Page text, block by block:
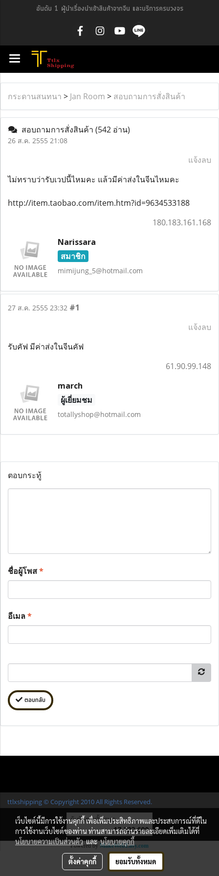
อันดับ 1 ผู้นำเรื่องนำเข้าสินค้าจากจีน และบริการครบวงจร
กระดานสนทนา > Jan Room > สอบถามการสั่งสินค้า
สอบถามการสั่งสินค้า (542 อ่าน)
26 ส.ค. 2555 21:08
แจ้งลบ
ไม่ทราบว่ารับเวปนี้ไหมคะ แล้วมีค่าส่งในจีนไหมคะ
http://item.taobao.com/item.htm?id=9634533188
180.183.161.168
Narissara
สมาชิก
mimijung_5@hotmail.com
27 ส.ค. 2555 23:32 #1
แจ้งลบ
รับคัฟ มีค่าส่งในจีนคัฟ
61.90.99.148
march
ผู้เยี่ยมชม
totallyshop@hotmail.com
ตอบกระทู้
ชื่อผู้โพส*
อีเมล*
ตอบกลับ
ttlxshipping © Copyright 2010 All Rights Reserved.
ผู้เข้าชมทั้งหมด
17,222,600
Powered by MakeWebEasy.com
เว็บไซต์นี้มีการใช้งานคุกกี้ เพื่อเพิ่มประสิทธิภาพและประสบการณ์ที่ดีใน
การใช้งานเว็บไซต์ของท่าน ท่านสามารถอ่านรายละเอียดเพิ่มเติมได้ที่
นโยบายความเป็นส่วนตัวและนโยบายคุกกี้
ตั้งค่าคุกกี้ ยอมรับทั้งหมด